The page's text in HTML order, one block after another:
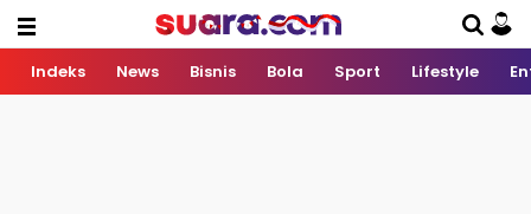
Indeks News Bisnis Bola Sport Lifestyle